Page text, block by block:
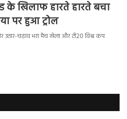
के खिलाफ हारते हारते बचा
पर हुआ ट्रोल
उतार-चढ़ाव भरा मैच खेला और टी20 विश्व कप